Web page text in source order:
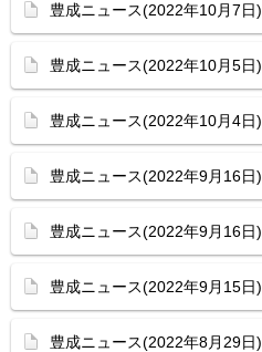
豊成ニュース(2022年10月7日)
豊成ニュース(2022年10月5日)
豊成ニュース(2022年10月4日)
豊成ニュース(2022年9月16日)
豊成ニュース(2022年9月16日)
豊成ニュース(2022年9月15日)
豊成ニュース(2022年8月29日)